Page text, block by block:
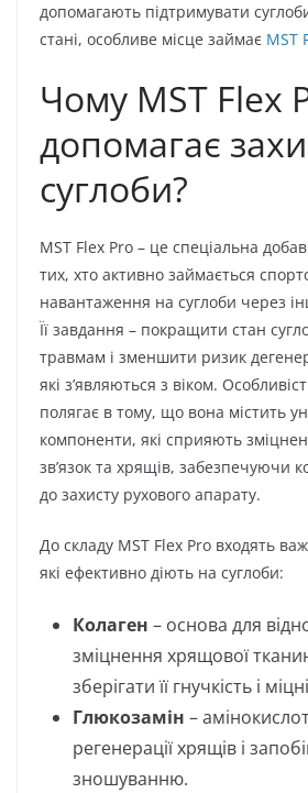
допомагають підтримувати
стані, особливе місце займає MST
Чому MST Flex
допомагає
суглоби?
MST Flex Pro – це спеціальна
тих, хто активно займається
навантаження на суглоби через
Її завдання – покращити стан
травмам і зменшити ризик
які з’являються з віком.
полягає в тому, що вона містить
компоненти, які сприяють
зв’язок та хрящів, забезпечуючи
до захисту рухового апарату.
До складу MST Flex Pro входять
які ефективно діють на суглоби:
Колаген – основа для
зміцнення хрящової
зберігати її гнучкість і
Глюкозамін –
регенерації хрящів і
зношуванню.